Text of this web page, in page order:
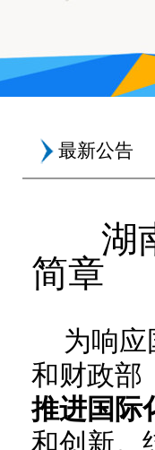
最新公告
湖
简章
为响
和财政部
推进国际
和创新。